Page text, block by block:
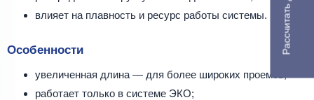
влияет на плавность и ресурс работы системы.
Особенности
увеличенная длина — для более широких проемов;
работает только в системе ЭКО;